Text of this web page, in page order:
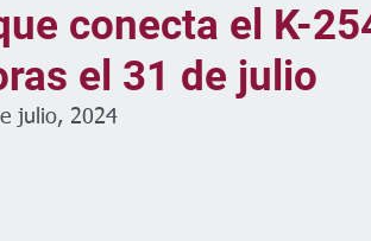
Escuelas Calles Desamparados
conecta el K-
el 31 de julio
julio, 2024